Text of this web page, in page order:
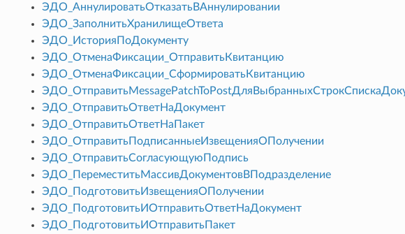
ЭДО_АннулироватьОтказатьВАннулировании
ЭДО_ЗаполнитьХранилищеОтвета
ЭДО_ИсторияПоДокументу
ЭДО_ОтменаФиксации_ОтправитьКвитанцию
ЭДО_ОтменаФиксации_СформироватьКвитанцию
ЭДО_ОтправитьОтветНаДокумент
ЭДО_ОтправитьОтветНаПакет
ЭДО_ОтправитьПодписанныеИзвещенияОПолучении
ЭДО_ОтправитьСогласующуюПодпись
ЭДО_ПереместитьМассивДокументовВПодразделение
ЭДО_ПодготовитьИзвещенияОПолучении
ЭДО_ПодготовитьИОтправитьОтветНаДокумент
ЭДО_ПодготовитьИОтправитьПакет